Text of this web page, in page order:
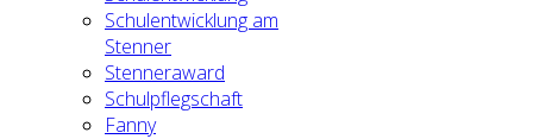
Schulentwicklung am
Stenner
Stenneraward
Schulpflegschaft
Fanny